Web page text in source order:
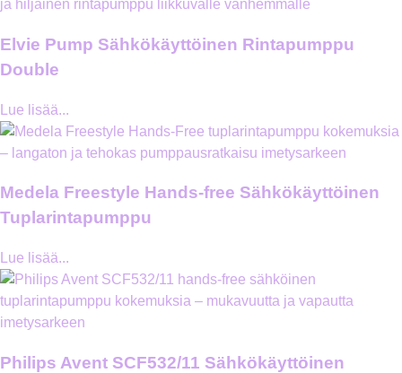
Elvie Pump Sähkökäyttöinen Rintapumppu
Double
Lue lisää...
Medela Freestyle Hands-free Sähkökäyttöinen
Tuplarintapumppu
Lue lisää...
Philips Avent SCF532/11 Sähkökäyttöinen